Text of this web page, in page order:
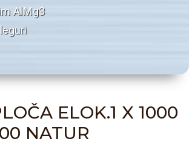
AlMg3
ELOK.1 X 1000
NATUR